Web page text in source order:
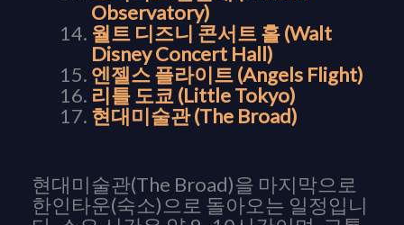
Observatory)
월트 디즈니 콘서트홀 (Walt
Disney Concert Hall)
엔젤스 플라이트 (Angels Flight)
리틀도쿄 (Little Tokyo)
현대미술관 (The Broad)
현대미술관(The Broad)을 마지막으로
한인타운(숙소)으로 돌아오는 일정입니